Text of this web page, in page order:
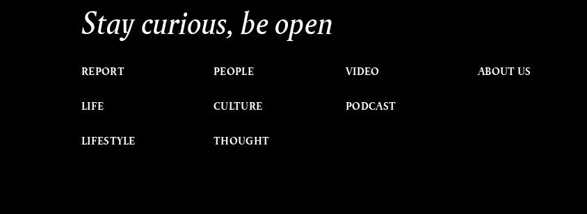
Stay curious, be open
REPORT
LIFE
LIFESTYLE
PEOPLE
CULTURE
THOUGHT
VIDEO
PODCAST
ABOUT US